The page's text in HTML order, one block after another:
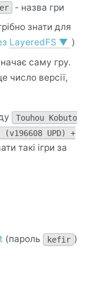
- назва гри
знати для
LayeredFS ▼ )
саму гру.
число версії,
Touhou Kobuto
UPD) +
такі ігри за
(пароль kefir )